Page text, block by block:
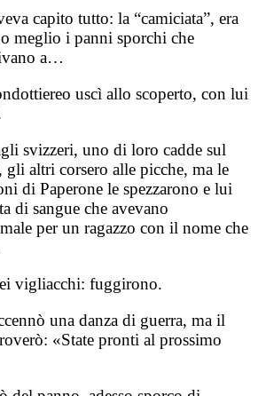
capito tutto: la “camiciata”, era
meglio i panni sporchi che
a…
uscì allo scoperto, con lui
svizzeri, uno di loro cadde sul
altri corsero alle picche, ma le
di Paperone le spezzarono e lui
di sangue che avevano
per un ragazzo con il nome che
vigliacchi: fuggirono.
una danza di guerra, ma il
«State pronti al prossimo